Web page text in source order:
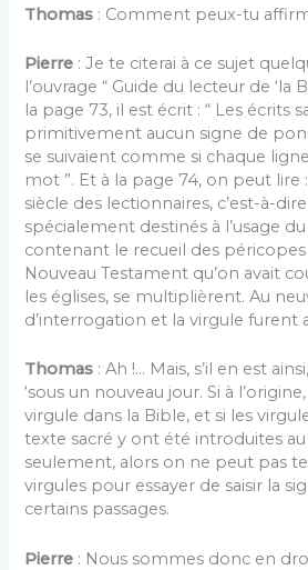
Thomas : Comment peux-tu
Pierre : Je te citerai à ce sujet
l’ouvrage “ Guide du lecteur de ‘la
la page 73, il est écrit : “ Les écrits
primitivement aucun signe de
se suivaient comme si chaque
mot ”. Et à la page 74, on peut lire
siècle des lectionnaires, c’est-à-
spécialement destinés à l’usage
contenant le recueil des
Nouveau Testament qu’on avait
les églises, se multiplièrent. Au
d’interrogation et la virgule furent
Thomas : Ah !… Mais, s’il en est
‘sous un nouveau jour. Si à
virgule dans la Bible, et si les
texte sacré y ont été introduites
seulement, alors on ne peut pas
virgules pour essayer de saisir la
certains passages.
Pierre : Nous sommes donc en